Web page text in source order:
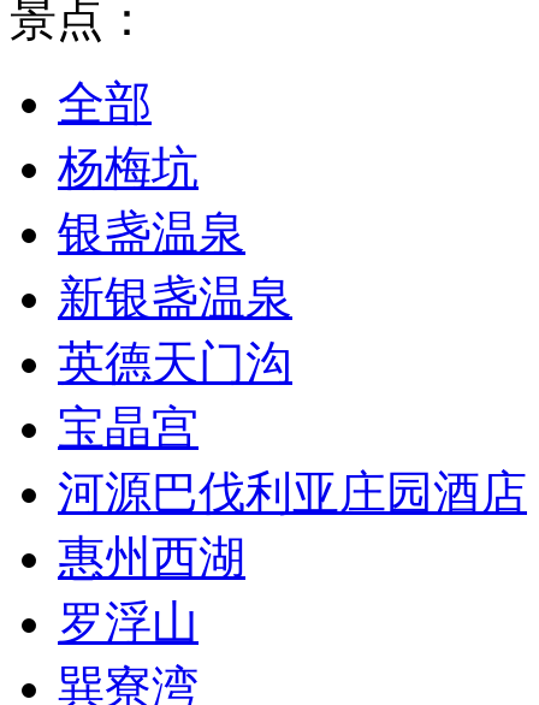
景点：
全部
杨梅坑
银盏温泉
新银盏温泉
英德天门沟
宝晶宫
河源巴伐利亚庄园酒店
惠州西湖
罗浮山
巽寮湾